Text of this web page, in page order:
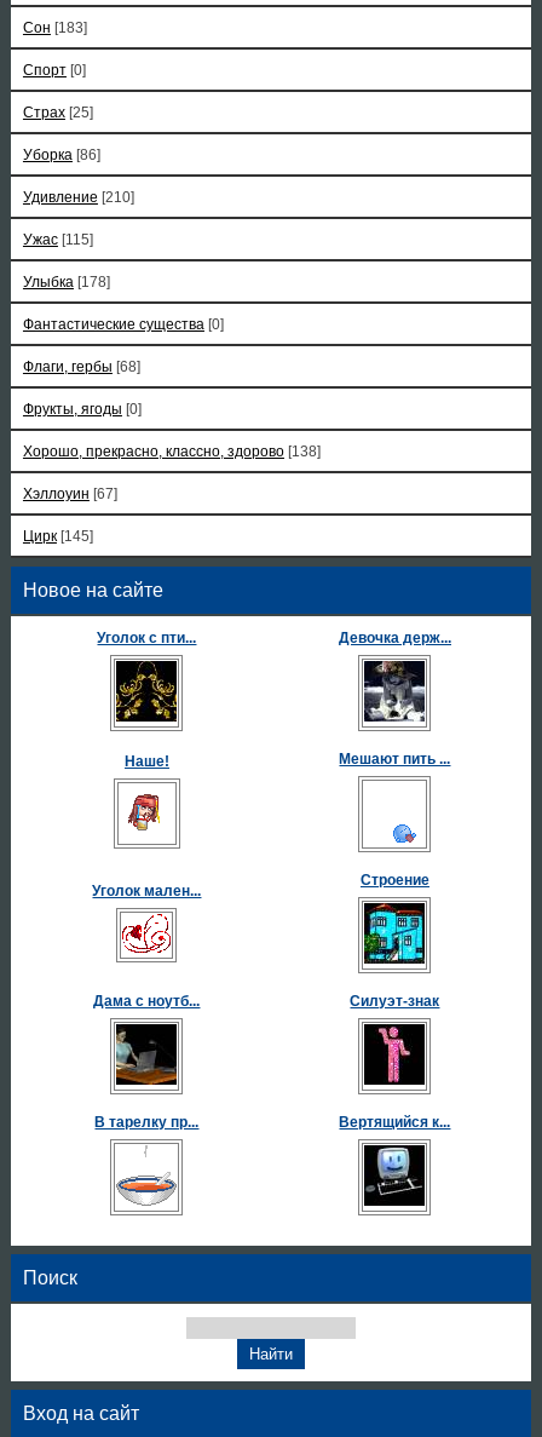
Сон [183]
Спорт [0]
Страх [25]
Уборка [86]
Удивление [210]
Ужас [115]
Улыбка [178]
Фантастические существа [0]
Флаги, гербы [68]
Фрукты, ягоды [0]
Хорошо, прекрасно, классно, здорово [138]
Хэллоуин [67]
Цирк [145]
Новое на сайте
Уголок с пти... Девочка держ...
Наше! Мешают пить ...
Уголок мален...
Строение
Дама с ноутб... Силуэт-знак
В тарелку пр... Вертящийся к...
Поиск
Вход на сайт